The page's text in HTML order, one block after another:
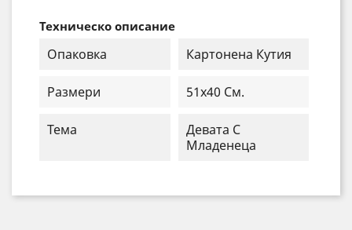
Техническо описание
Опаковка Картонена Кутия
Размери 51x40 См.
Тема
Девата С
Младенеца